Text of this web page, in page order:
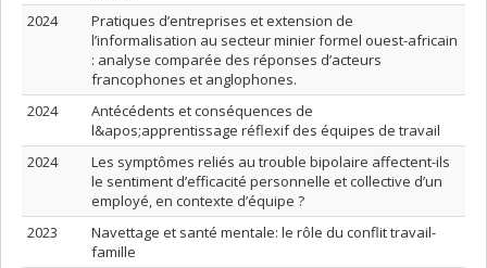
2024
Pratiques d’entreprises et extension de
l’informalisation au secteur minier formel ouest-africain
: analyse comparée des réponses d’acteurs
francophones et anglophones.
2024
Antécédents et conséquences de
l&apos;apprentissage réflexif des équipes de travail
2024
Les symptômes reliés au trouble bipolaire affectent-ils
le sentiment d’efficacité personnelle et collective d’un
employé, en contexte d’équipe ?
2023
Navettage et santé mentale: le rôle du conflit travail-
famille